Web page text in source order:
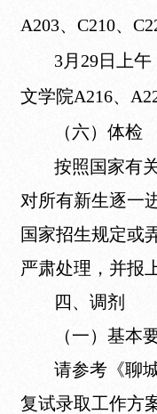
A203、C210、
3月29日上
文学院A216、
（六）体检
按照国家有
对所有新生逐一
国家招生规定或
严肃处理，并报
四、调剂
（一）基本
请参考《聊
复试录取工作方